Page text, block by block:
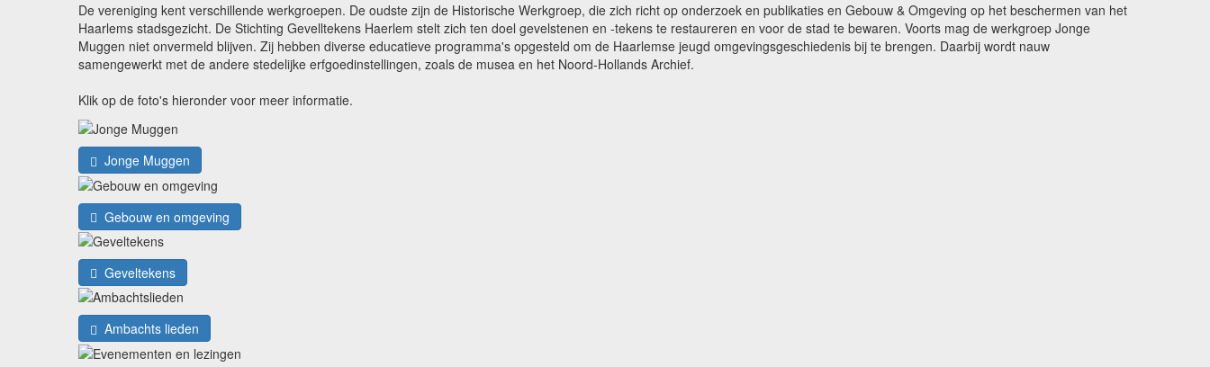
De vereniging kent verschillende werkgroepen. De oudste zijn de Historische Werkgroep, die zich richt op onderzoek en publikaties en Gebouw & Omgeving op het beschermen van het
Haarlems stadsgezicht. De Stichting Gevelltekens Haerlem stelt zich ten doel gevelstenen en -tekens te restaureren en voor de stad te bewaren. Voorts mag de werkgroep Jonge
Muggen niet onvermeld blijven. Zij hebben diverse educatieve programma's opgesteld om de Haarlemse jeugd omgevingsgeschiedenis bij te brengen. Daarbij wordt nauw
samengewerkt met de andere stedelijke erfgoedinstellingen, zoals de musea en het Noord-Hollands Archief.
Klik op de foto's hieronder voor meer informatie.
Jonge Muggen
Gebouw en omgeving
Geveltekens
Ambachts lieden